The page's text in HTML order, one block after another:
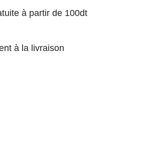
à partir de 100dt
à la livraison